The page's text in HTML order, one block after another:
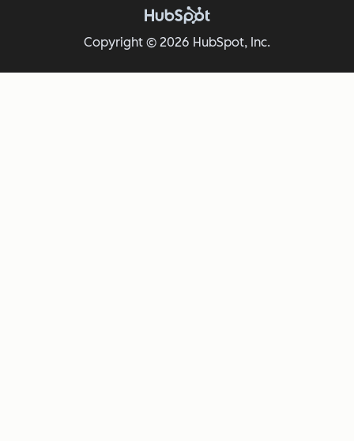
Copyright © 2026 HubSpot, Inc.